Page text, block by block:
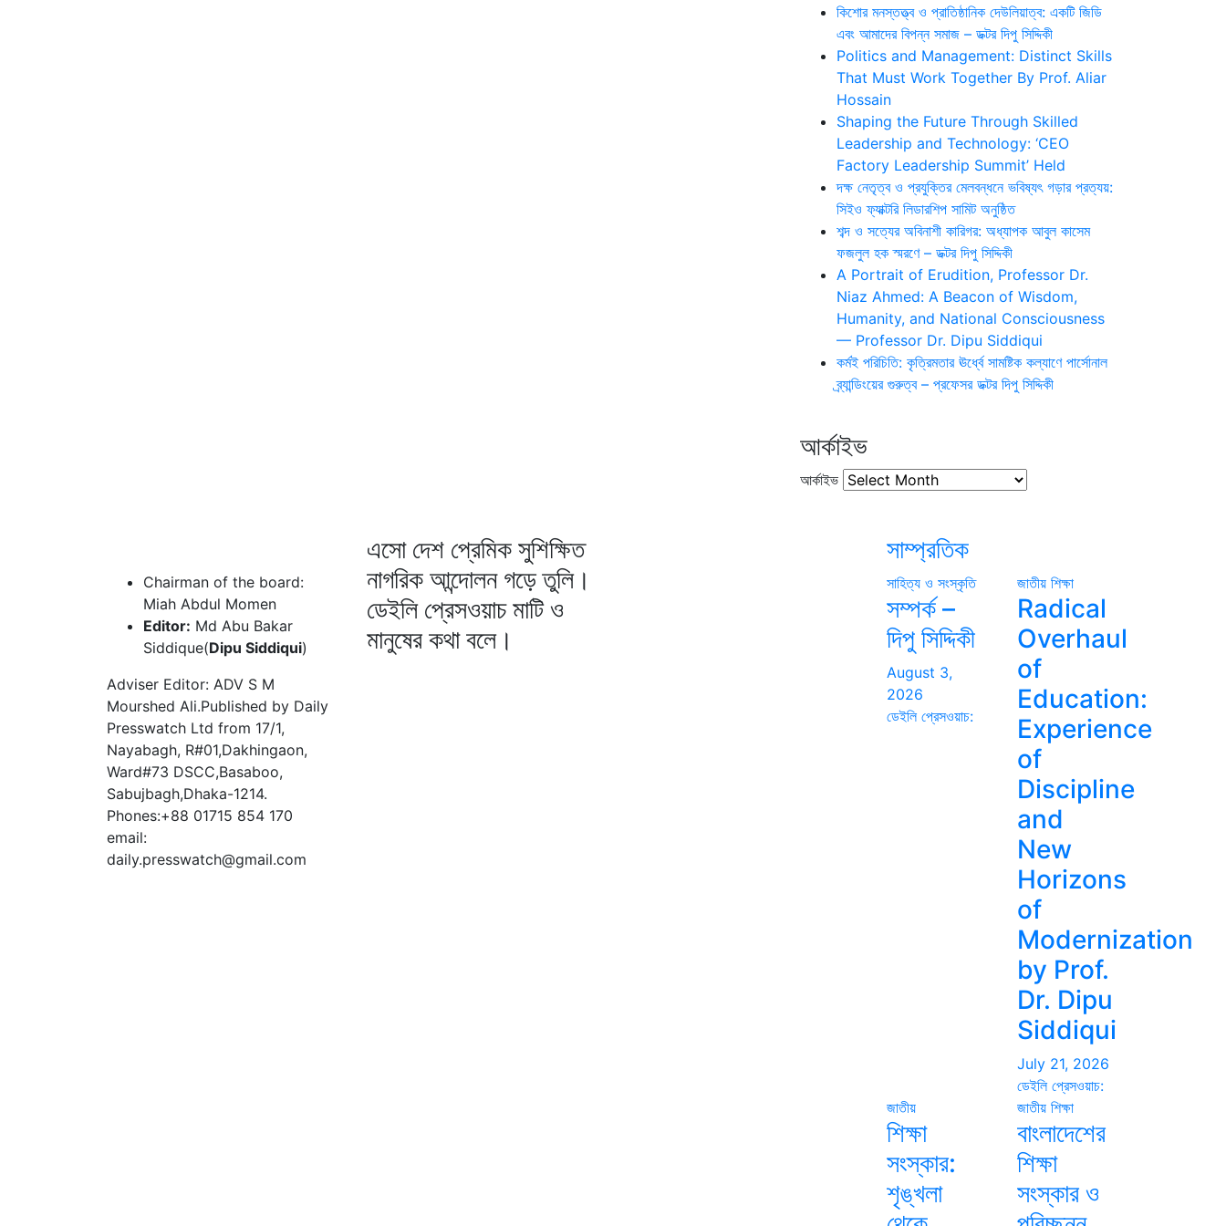
কিশোর মনস্তত্ত্ব ও প্রাতিষ্ঠানিক দেউলিয়াত্ব: একটি জিডি
এবং আমাদের বিপন্ন সমাজ – ডক্টর দিপু সিদ্দিকী
Politics and Management: Distinct Skills
That Must Work Together By Prof. Aliar
Hossain
Shaping the Future Through Skilled
Leadership and Technology: ‘CEO
Factory Leadership Summit’ Held
দক্ষ নেতৃত্ব ও প্রযুক্তির মেলবন্ধনে ভবিষ্যৎ গড়ার প্রত্যয়:
সিইও ফ্যাক্টরি লিডারশিপ সামিট অনুষ্ঠিত
শব্দ ও সত্যের অবিনাশী কারিগর: অধ্যাপক আবুল কাসেম
ফজলুল হক স্মরণে – ডক্টর দিপু সিদ্দিকী
A Portrait of Erudition, Professor Dr.
Niaz Ahmed: A Beacon of Wisdom,
Humanity, and National Consciousness
— Professor Dr. Dipu Siddiqui
কর্মই পরিচিতি: কৃত্রিমতার ঊর্ধ্বে সামষ্টিক কল্যাণে পার্সোনাল
ব্র্যান্ডিংয়ের গুরুত্ব – প্রফেসর ডক্টর দিপু সিদ্দিকী
আর্কাইভ
আর্কাইভ
Chairman of the board:
Miah Abdul Momen
Editor: Md Abu Bakar
Siddique(Dipu Siddiqui)
Adviser Editor: ADV S M
Mourshed Ali.Published by Daily
Presswatch Ltd from 17/1,
Nayabagh, R#01,Dakhingaon,
Ward#73 DSCC,Basaboo,
Sabujbagh,Dhaka-1214.
Phones:+88 01715 854 170
email:
daily.presswatch@gmail.com
এসো দেশ প্রেমিক সুশিক্ষিত
নাগরিক আন্দোলন গড়ে তুলি।
ডেইলি প্রেসওয়াচ মাটি ও
মানুষের কথা বলে।
সাম্প্রতিক
সাহিত্য ও সংস্কৃতি
সম্পর্ক –
দিপু সিদ্দিকী
August 3,
2026
ডেইলি প্রেসওয়াচ:
জাতীয় শিক্ষা
Radical
Overhaul
of
Education:
Experience
of
Discipline
and
New
Horizons
of
Modernization
by Prof.
Dr. Dipu
Siddiqui
July 21, 2026
ডেইলি প্রেসওয়াচ:
জাতীয়
শিক্ষা
সংস্কার:
শৃঙ্খলা
জাতীয় শিক্ষা
বাংলাদেশের
শিক্ষা
সংস্কার ও